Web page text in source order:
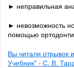
► неправильная
► невозможность
помощью
Вы читали отрывок
Учебник" - С. В.